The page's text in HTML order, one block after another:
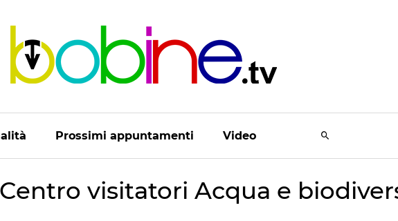
Prossimi appuntamenti Video
visitatori Acqua e